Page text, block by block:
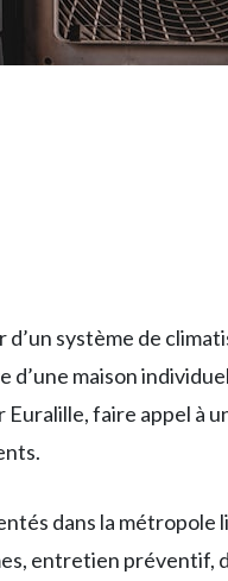
système de
maison
faire appel à
dans la métropole
entretien préventif,